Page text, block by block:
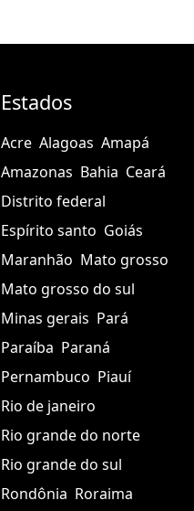
Estados
Acre Alagoas Amapá
Amazonas Bahia Ceará
Distrito federal
Espírito santo Goiás
Maranhão Mato grosso
Mato grosso do sul
Minas gerais Pará
Paraíba Paraná
Pernambuco Piauí
Rio de janeiro
Rio grande do norte
Rio grande do sul
Rondônia Roraima